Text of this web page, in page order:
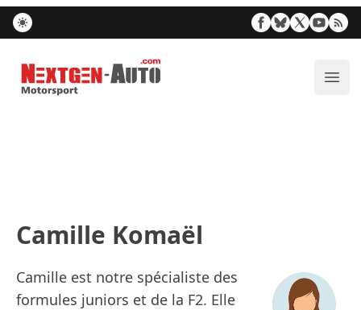
Nextgen-Auto.com
Camille Komaël
Camille est notre spécialiste des
formules juniors et de la F2. Elle